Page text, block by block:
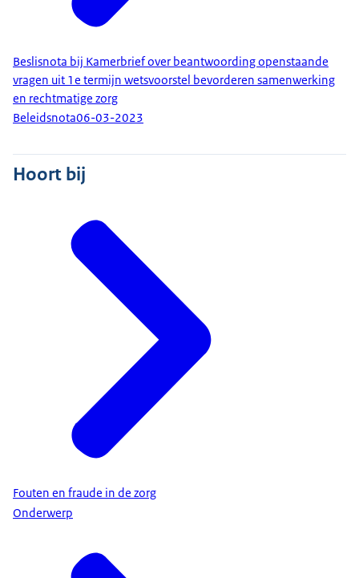
Beslisnota bij Kamerbrief over beantwoording openstaande
vragen uit 1e termijn wetsvoorstel bevorderen samenwerking
en rechtmatige zorg
Beleidsnota06-03-2023
Hoort bij
Fouten en fraude in de zorg
Onderwerp